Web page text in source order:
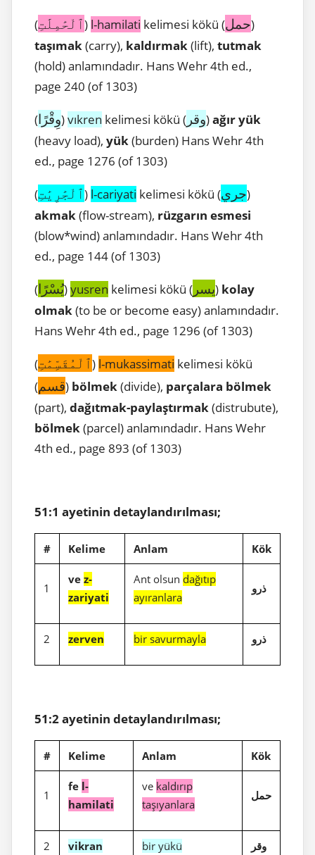
(ٱلْحَٰمِلَٰتِ) l-hamilati kelimesi kökü (حمل)
taşımak(carry), kaldırmak(lift), tutmak
(hold) anlamındadır. Hans Wehr 4th ed.,
page 240 (of 1303)
(وِقْرًا)vıkren kelimesi kökü ( وقر)ağır yük
(heavy load), yük(burden) Hans Wehr 4th
ed., page 1276 (of 1303)
(ٱلْجَٰرِيَٰتِ) l-cariyati kelimesi kökü (جري)
akmak(flow-stream), rüzgarın esmesi
(blow*wind) anlamındadır. Hans Wehr 4th
ed., page 144 (of 1303)
(يُسْرًا)yusren kelimesi kökü ( يسر) kolay
olmak(to be or become easy) anlamındadır.
Hans Wehr 4th ed., page 1296 (of 1303)
(ٱلْمُقَسِّمَٰتِ) l-mukassimati kelimesi kökü
(قسم) bölmek(divide), parçalara bölmek
(part), dağıtmak-paylaştırmak(distrubute),
bölmek(parcel) anlamındadır. Hans Wehr
4th ed., page 893 (of 1303)
51:1 ayetinin detaylandırılması;
# Kelime Anlam Kök
1
ve z-
zariyati
Ant olsun dağıtıp
ayıranlara
ذرو
2 zerven bir savurmayla ذرو
51:2 ayetinin detaylandırılması;
# Kelime Anlam Kök
1
fe l-
hamilati
ve kaldırıp
taşıyanlara
حمل
2 vikran bir yükü وقر